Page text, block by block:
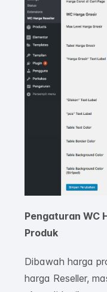
Pengaturan WC
Produk
Dibawah harga
harga Reseller,